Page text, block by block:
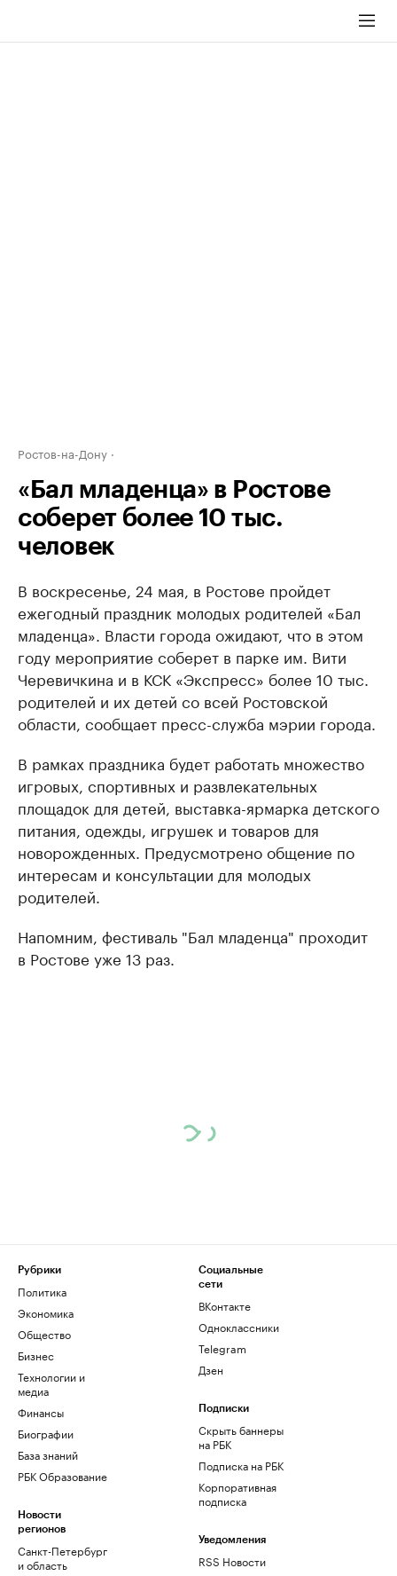
Ростов-на-Дону
«Бал младенца» в Ростове
соберет более 10 тыс.
человек
В воскресенье, 24 мая, в Ростове пройдет
ежегодный праздник молодых родителей «Бал
младенца». Власти города ожидают, что в этом
году мероприятие соберет в парке им. Вити
Черевичкина и в КСК «Экспресс» более 10 тыс.
родителей и их детей со всей Ростовской
области, сообщает пресс-служба мэрии города.
В рамках праздника будет работать множество
игровых, спортивных и развлекательных
площадок для детей, выставка-ярмарка детского
питания, одежды, игрушек и товаров для
новорожденных. Предусмотрено общение по
интересам и консультации для молодых
родителей.
Напомним, фестиваль "Бал младенца" проходит
в Ростове уже 13 раз.
Рубрики
Политика
Экономика
Общество
Бизнес
Технологии и
медиа
Финансы
Биографии
База знаний
РБК Образование
Новости
регионов
Санкт-Петербург
и область
Социальные
сети
ВКонтакте
Одноклассники
Telegram
Дзен
Подписки
Скрыть баннеры
на РБК
Подписка на РБК
Корпоративная
подписка
Уведомления
RSS Новости